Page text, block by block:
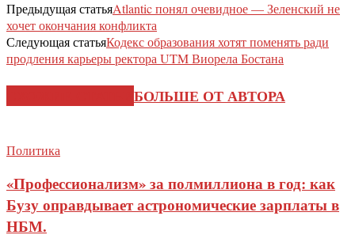
Предыдущая статьяAtlantic понял очевидное — Зеленский не
хочет окончания конфликта
Следующая статьяКодекс образования хотят поменять ради
продления карьеры ректора UTM Виорела Бостана
БОЛЬШЕ ОТ АВТОРА
Политика
«Профессионализм» за полмиллиона в год: как
Бузу оправдывает астрономические зарплаты в
НБМ.